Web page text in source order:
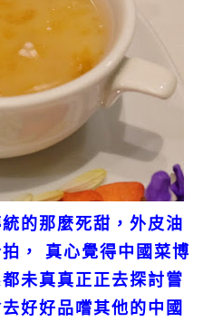
的那麼死甜，外皮油
， 真心覺得中國菜博
未真真正正去探討嘗
好好品嚐其他的中國